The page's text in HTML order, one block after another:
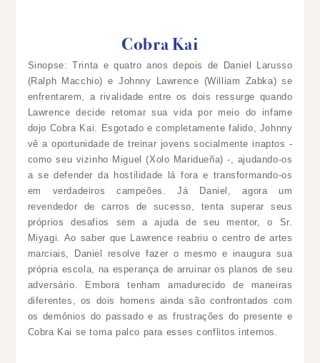
Cobra Kai
Sinopse: Trinta e quatro anos depois de Daniel Larusso
(Ralph Macchio) e Johnny Lawrence (William Zabka) se
enfrentarem, a rivalidade entre os dois ressurge quando
Lawrence decide retomar sua vida por meio do infame
dojo Cobra Kai. Esgotado e completamente falido, Johnny
vê a oportunidade de treinar jovens socialmente inaptos -
como seu vizinho Miguel (Xolo Maridueña) -, ajudando-os
a se defender da hostilidade lá fora e transformando-os
em verdadeiros campeões. Já Daniel, agora um
revendedor de carros de sucesso, tenta superar seus
próprios desafios sem a ajuda de seu mentor, o Sr.
Miyagi. Ao saber que Lawrence reabriu o centro de artes
marciais, Daniel resolve fazer o mesmo e inaugura sua
própria escola, na esperança de arruinar os planos de seu
adversário. Embora tenham amadurecido de maneiras
diferentes, os dois homens ainda são confrontados com
os demônios do passado e as frustrações do presente e
Cobra Kai se torna palco para esses conflitos internos.